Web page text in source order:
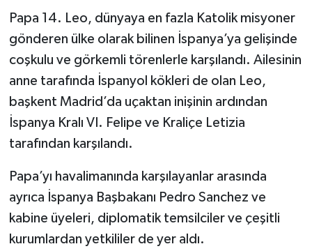
Papa 14. Leo, dünyaya en fazla Katolik misyoner
gönderen ülke olarak bilinen İspanya’ya gelişinde
coşkulu ve görkemli törenlerle karşılandı. Ailesinin
anne tarafında İspanyol kökleri de olan Leo,
başkent Madrid’da uçaktan inişinin ardından
İspanya Kralı VI. Felipe ve Kraliçe Letizia
tarafından karşılandı.
Papa’yı havalimanında karşılayanlar arasında
ayrıca İspanya Başbakanı Pedro Sanchez ve
kabine üyeleri, diplomatik temsilciler ve çeşitli
kurumlardan yetkililer de yer aldı.